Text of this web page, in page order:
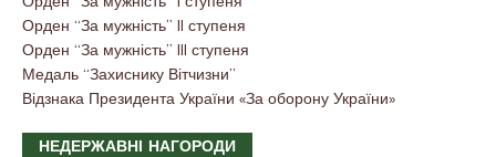
Орден “За мужність” II ступеня
Орден “За мужність” III ступеня
Медаль “Захиснику Вітчизни”
Відзнака Президента України «За оборону України»
НЕДЕРЖАВНІ НАГОРОДИ